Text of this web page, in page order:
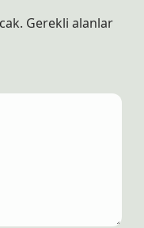
Gerekli alanlar